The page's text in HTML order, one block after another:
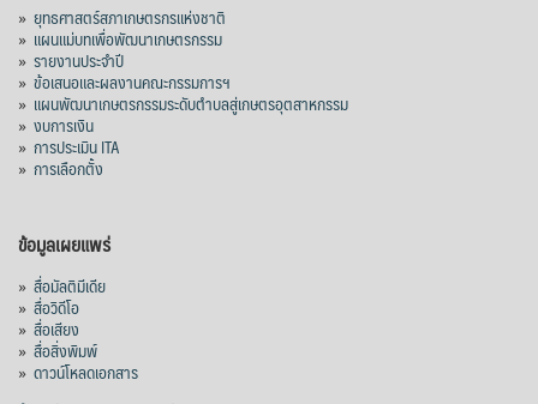
» ยุทธศาสตร์สภาเกษตรกรแห่งชาติ
» แผนแม่บทเพื่อพัฒนาเกษตรกรรม
» รายงานประจำปี
» ข้อเสนอและผลงานคณะกรรมการฯ
» แผนพัฒนาเกษตรกรรมระดับตำบลสู่เกษตรอุตสาหกรรม
» งบการเงิน
» การประเมิน ITA
» การเลือกตั้ง
ข้อมูลเผยแพร่
» สื่อมัลติมีเดีย
» สื่อวิดีโอ
» สื่อเสียง
» สื่อสิ่งพิมพ์
» ดาวน์โหลดเอกสาร